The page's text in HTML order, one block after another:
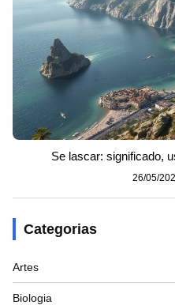
Se lascar: significado,
26/05/
Categorias
Artes
Biologia